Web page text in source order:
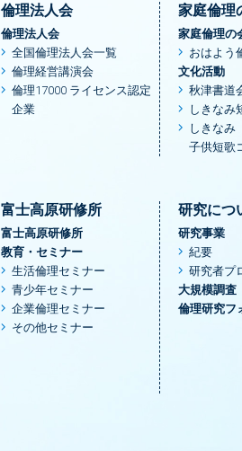
倫理法人会
倫理法人会
全国倫理法人会一覧
倫理経営講演会
倫理17000 ライセンス認定
企業
家庭倫理
家庭倫理の
おはよう
文化活動
秋津書道
しきなみ
しきなみ
子供短歌
富士高原研修所
富士高原研修所
教育・セミナー
生活倫理セミナー
青少年セミナー
企業倫理セミナー
その他セミナー
研究につ
研究事業
紀要
研究者プ
大規模調査
倫理研究フ